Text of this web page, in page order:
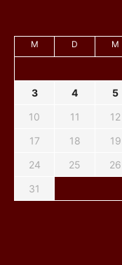
M D M
3
4 5
10
11 12
17
18 19
24
25 26
31